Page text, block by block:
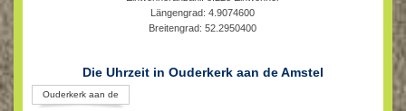
Längengrad: 4.9074600
Breitengrad: 52.2950400
Die Uhrzeit in Ouderkerk aan de Amstel
Ouderkerk aan de